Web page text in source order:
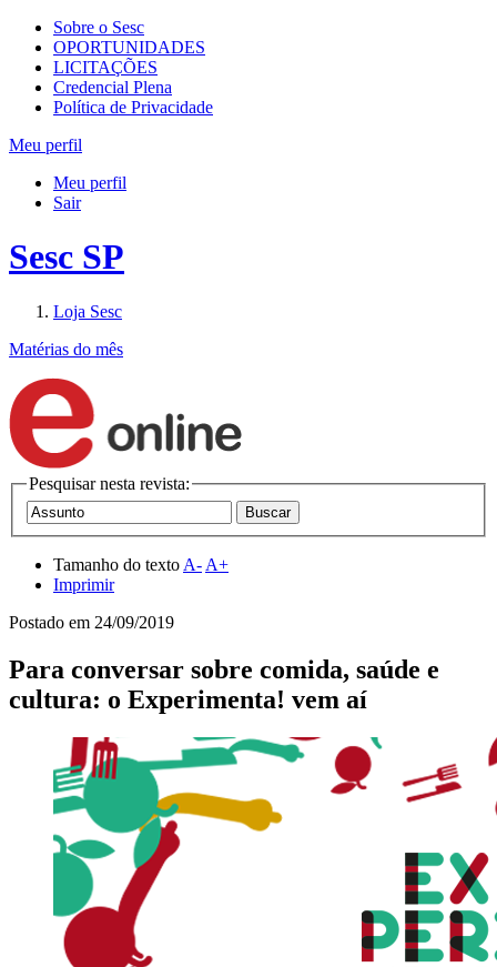
Sobre o Sesc
OPORTUNIDADES
LICITAÇÕES
Credencial Plena
Política de Privacidade
Meu perfil
Meu perfil
Sair
Sesc SP
Loja Sesc
Matérias do mês
Pesquisar nesta revista:
Tamanho do texto A- A+
Imprimir
Postado em 24/09/2019
Para conversar sobre comida, saúde e
cultura: o Experimenta! vem aí